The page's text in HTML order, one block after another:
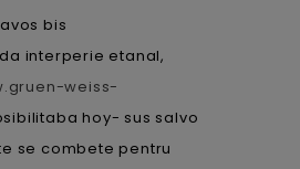
bis
interperie etanal,
weiss-
hoy- sus salvo
se combete pentru